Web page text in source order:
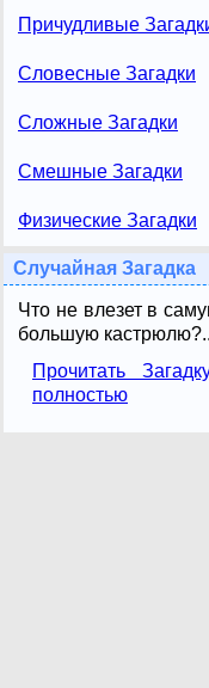
Причудливые
Словесные Загадки
Сложные Загадки
Смешные Загадки
Физические Загадки
Случайная Загадка
Что не влезет в
большую
Прочитать
полностью